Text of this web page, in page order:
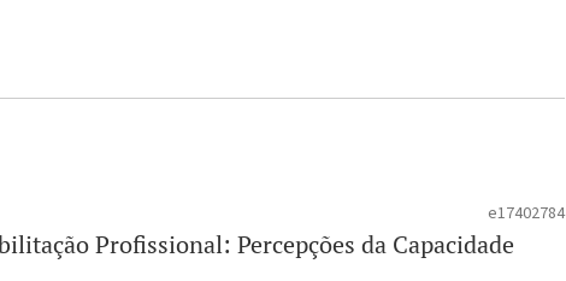
e17402784
Profissional: Percepções da Capacidade